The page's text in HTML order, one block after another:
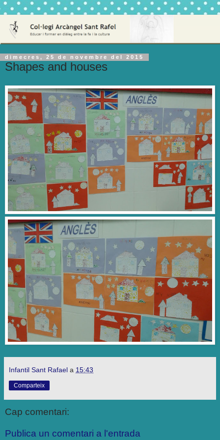
dimecres, 25 de novembre del 2015
Shapes and houses
Infantil Sant Rafael a 15:43
Comparteix
Cap comentari:
Publica un comentari a l'entrada